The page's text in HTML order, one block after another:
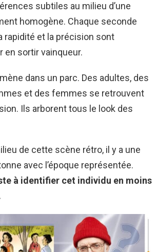
subtiles au milieu d’une
homogène. Chaque seconde
rapidité et la précision sont
en sortir vainqueur.
dans un parc. Des adultes, des
et des femmes se retrouvent
Ils arborent tous le look des
de cette scène rétro, il y a une
avec l’époque représentée.
à identifier cet individu en moins